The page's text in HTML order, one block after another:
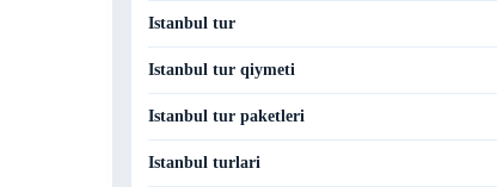
Istanbul tur
Istanbul tur qiymeti
Istanbul tur paketleri
Istanbul turlari